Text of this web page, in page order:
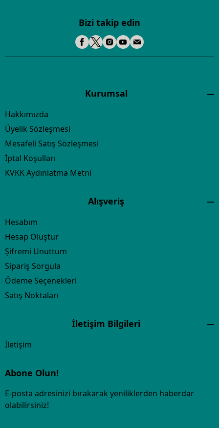
Bizi takip edin
Kurumsal
Hakkımızda
Üyelik Sözleşmesi
Mesafeli Satış Sözleşmesi
İptal Koşulları
KVKK Aydınlatma Metni
Alışveriş
Hesabım
Hesap Oluştur
Şifremi Unuttum
Sipariş Sorgula
Ödeme Seçenekleri
Satış Noktaları
İletişim Bilgileri
İletişim
Abone Olun!
E-posta adresinizi bırakarak yeniliklerden haberdar
olabilirsiniz!